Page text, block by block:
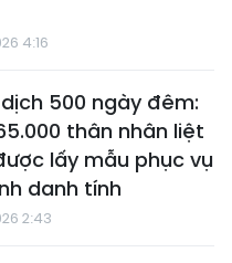
4:16
500 ngày đêm:
thân nhân liệt
lấy mẫu phục vụ
danh tính
2:43